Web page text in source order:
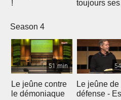
!
toujours ses
Season 4
51 min
Le jeûne contre
le démoniaque
Le jeûne de
défense -